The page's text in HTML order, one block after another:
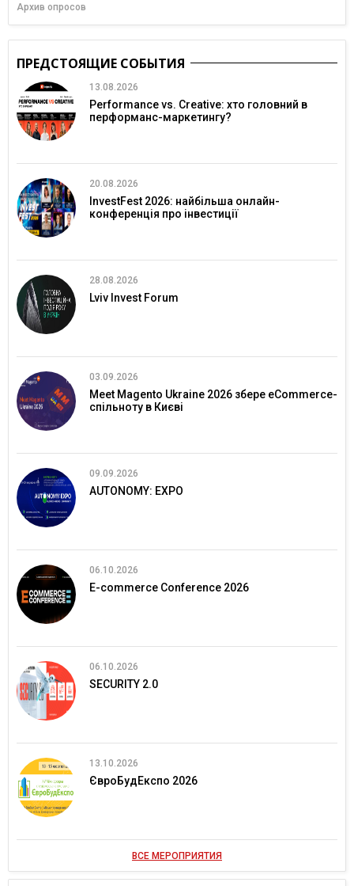
Архив опросов
ПРЕДСТОЯЩИЕ СОБЫТИЯ
13.08.2026
Performance vs. Creative: хто головний в
перформанс-маркетингу?
20.08.2026
InvestFest 2026: найбільша онлайн-
конференція про інвестиції
28.08.2026
Lviv Invest Forum
03.09.2026
Meet Magento Ukraine 2026 збере eCommerce-
спільноту в Києві
09.09.2026
AUTONOMY: EXPO
06.10.2026
E-commerce Conference 2026
06.10.2026
SECURITY 2.0
13.10.2026
ЄвроБудЕкспо 2026
ВСЕ МЕРОПРИЯТИЯ